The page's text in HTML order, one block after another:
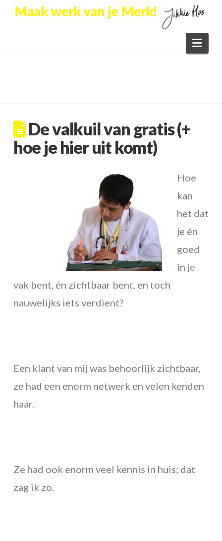
De valkuil van gratis (+
hoe je hier uit komt)
Hoe
kan
het dat
je én
goed
in je
vak bent, én zichtbaar bent, en toch
nauwelijks iets verdient?
Een klant van mij was behoorlijk zichtbaar,
ze had een enorm netwerk en velen kenden
haar.
Ze had ook enorm veel kennis in huis; dat
zag ik zo.